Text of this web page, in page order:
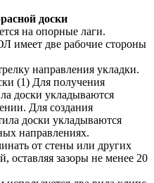
доски
на опорные лаги.
имеет две рабочие стороны
направления укладки.
(1) Для получения
доски укладываются
Для создания
доски укладываются
направлениях.
от стены или других
оставляя зазоры не менее 20